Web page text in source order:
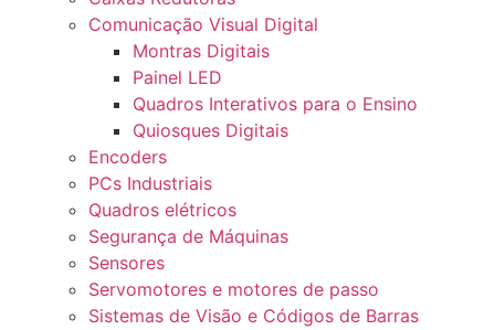
Comunicação Visual Digital
Montras Digitais
Painel LED
Quadros Interativos para o Ensino
Quiosques Digitais
Encoders
PCs Industriais
Quadros elétricos
Segurança de Máquinas
Sensores
Servomotores e motores de passo
Sistemas de Visão e Códigos de Barras